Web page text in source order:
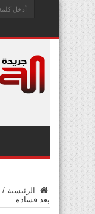
الرئيسية /
بعد فساده